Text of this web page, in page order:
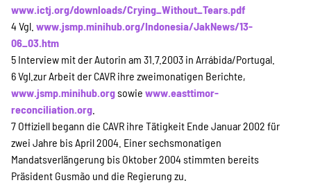
www.ictj.org/downloads/Crying_Without_Tears.pdf
4 Vgl. www.jsmp.minihub.org/Indonesia/JakNews/13-
06_03.htm
5 Interview mit der Autorin am 31.7.2003 in Arrábida/Portugal.
6 Vgl.zur Arbeit der CAVR ihre zweimonatigen Berichte,
www.jsmp.minihub.orgsowie www.easttimor-
reconciliation.org
7 Offiziell begann die CAVR ihre Tätigkeit Ende Januar 2002 für
zwei Jahre bis April 2004. Einer sechsmonatigen
Mandatsverlängerung bis Oktober 2004 stimmten bereits
Präsident Gusmão und die Regierung zu.